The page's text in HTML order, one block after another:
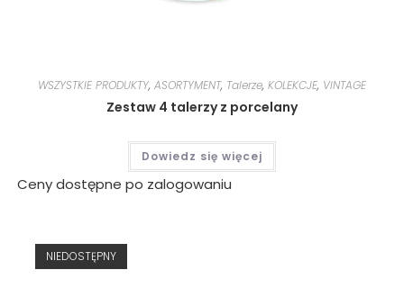
WSZYSTKIE PRODUKTY, ASORTYMENT, Talerze, KOLEKCJE, VINTAGE
Zestaw 4 talerzy z porcelany
Dowiedz się więcej
Ceny dostępne po zalogowaniu
NIEDOSTĘPNY